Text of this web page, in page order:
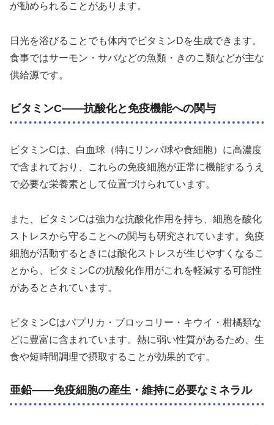
が勧められることがあります。
日光を浴びることでも体内でビタミンDを生成できます。
食事ではサーモン・サバなどの魚類・きのこ類などが主な
供給源です。
ビタミンC——抗酸化と免疫機能への関与
ビタミンCは、白血球（特にリンパ球や食細胞）に高濃度
で含まれており、これらの免疫細胞が正常に機能するうえ
で必要な栄養素として位置づけられています。
また、ビタミンCは強力な抗酸化作用を持ち、細胞を酸化
ストレスから守ることへの関与も研究されています。免疫
細胞が活動するときには酸化ストレスが生じやすくなるこ
とから、ビタミンCの抗酸化作用がこれを軽減する可能性
があるとされています。
ビタミンCはパプリカ・ブロッコリー・キウイ・柑橘類な
どに豊富に含まれています。熱に弱い性質があるため、生
食や短時間調理で摂取することが効果的です。
亜鉛——免疫細胞の産生・維持に必要なミネラル